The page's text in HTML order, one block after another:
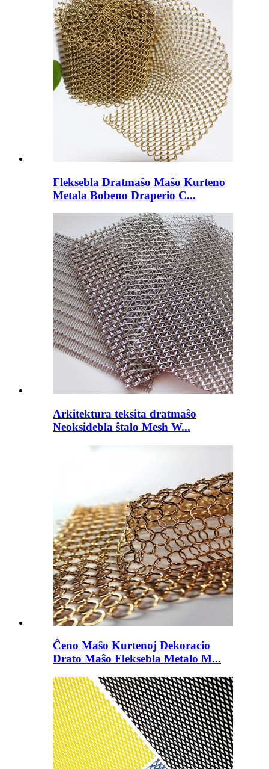
Fleksebla Dratmaŝo Maŝo Kurteno
Metala Bobeno Draperio C...
Arkitektura teksita dratmaŝo
Neoksidebla ŝtalo Mesh W...
Ĉeno Maŝo Kurtenoj Dekoracio
Drato Maŝo Fleksebla Metalo M...